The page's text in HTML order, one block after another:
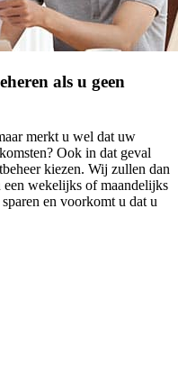
als u geen
merkt u wel dat uw
Ook in dat geval
kiezen. Wij zullen dan
wekelijks of maandelijks
en voorkomt u dat u